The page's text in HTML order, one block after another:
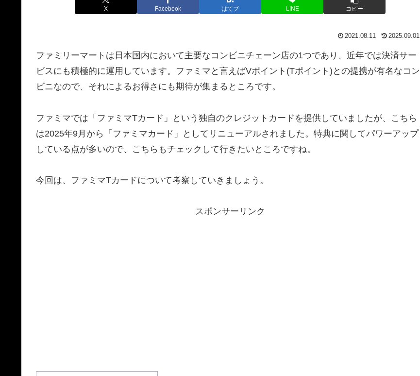
X Facebook はてブ LINE コピー
2021.08.11 2025.09.01
ファミリーマートは日本国内において主要なコンビニチェーン店の1つであり、近年では決済サー
ビスにも積極的に運用しています。ファミマと言えばVポイント(Tポイント)との提携が有名なコン
ビニなので、それによるお得さにも期待が集まるところです。
ファミマでは「ファミマTカード」という独自のクレジットカードを提供していましたが、こちら
は2025年9月から「ファミマカード」としてリニューアルされました。特典に関してパワーアップ
している点が多いので、こちらもチェックして行きたいところですね。
今回は、ファミマTカードについて考察していきましょう。
スポンサーリンク